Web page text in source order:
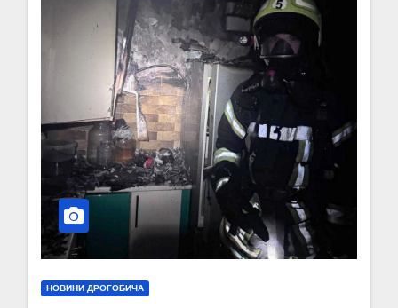
НОВИНИ ДРОГОБИЧА